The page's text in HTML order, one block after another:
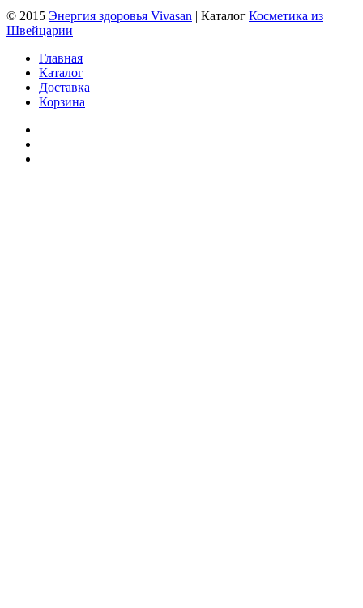
© 2015 Энергия здоровья Vivasan | Каталог Косметика из
Швейцарии
Главная
Каталог
Доставка
Корзина